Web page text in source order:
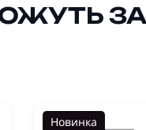
Новинка